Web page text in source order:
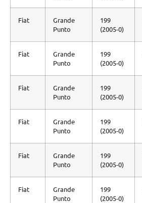
Fiat
Grande
Punto
199
(2005-0)
Fiat
Grande
Punto
199
(2005-0)
Fiat
Grande
Punto
199
(2005-0)
Fiat
Grande
Punto
199
(2005-0)
Fiat
Grande
Punto
199
(2005-0)
Fiat
Grande
Punto
199
(2005-0)